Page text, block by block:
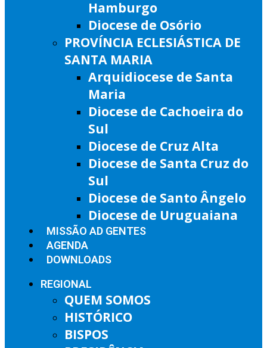
Hamburgo
Diocese de Osório
PROVÍNCIA ECLESIÁSTICA DE
SANTA MARIA
Arquidiocese de Santa
Maria
Diocese de Cachoeira do
Sul
Diocese de Cruz Alta
Diocese de Santa Cruz do
Sul
Diocese de Santo Ângelo
Diocese de Uruguaiana
MISSÃO AD GENTES
AGENDA
DOWNLOADS
REGIONAL
QUEM SOMOS
HISTÓRICO
BISPOS